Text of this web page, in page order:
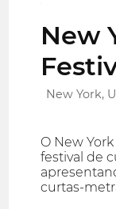
New
New York,
O New
festival de
curtas-